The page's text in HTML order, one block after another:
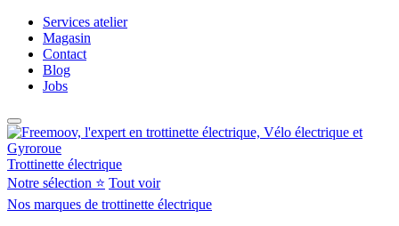
Services atelier
Magasin
Contact
Blog
Jobs
Trottinette électrique
Notre sélection ⭐ Tout voir
Nos marques de trottinette électrique